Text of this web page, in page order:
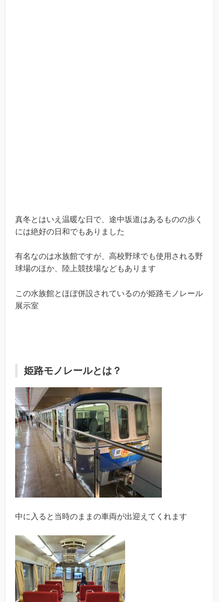
真冬とはいえ温暖な日で、途中坂道はあるものの歩く
には絶好の日和でもありました
有名なのは水族館ですが、高校野球でも使用される野
球場のほか、陸上競技場などもあります
この水族館とほぼ併設されているのが姫路モノレール
展示室
姫路モノレールとは？
中に入ると当時のままの車両が出迎えてくれます